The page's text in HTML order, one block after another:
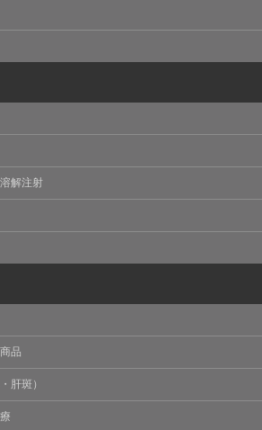
せておく機能です。
Cookie及び類似技術を使用して収集
マンス改善や、WEBサイトを通じて
向上・改善のため、Cookieを使用す
ご使用のブラウザによりCookieを無
なくなる場合がありますのでご留意
するWEBサイトでは、アクセスログ
情報をサーバ上に記録しています。
サイトの保守管理や利用状況に関す
使用されます。それ以外の目的で使
ません。
応じて、改定される場合がありま
て効力を生じるものとします。
解注射
品
肝斑）